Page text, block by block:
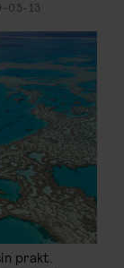
05-13
prakt.